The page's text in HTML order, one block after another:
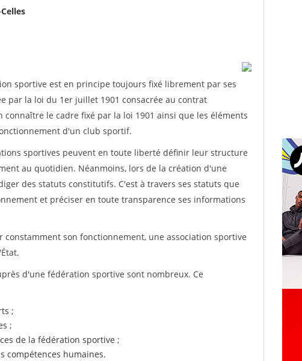
sportive est en principe toujours fixé librement par ses
par la loi du 1er juillet 1901 consacrée au contrat
le cadre fixé par la loi 1901 ainsi que les éléments
d'un club sportif.
sportives peuvent en toute liberté définir leur structure
au quotidien. Néanmoins, lors de la création d'une
des statuts constitutifs. C'est à travers ses statuts que
et préciser en toute transparence ses informations
son fonctionnement, une association sportive
d'une fédération sportive sont nombreux. Ce
;
;
de la fédération sportive ;
compétences humaines.